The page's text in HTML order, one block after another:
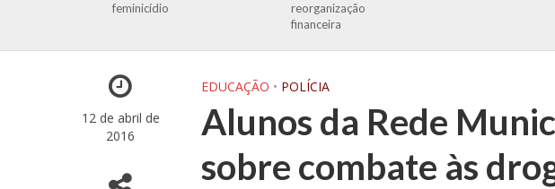
feminicídio
reorganização
financeira
12 de abril de
2016
EDUCAÇÃO • POLÍCIA
Alunos da Rede
sobre combate às